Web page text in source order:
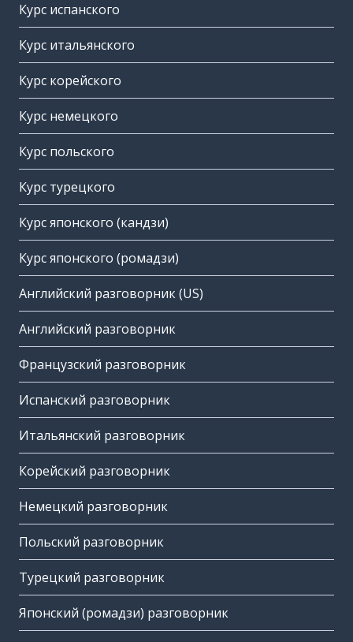
Курс испанского
Курс итальянского
Курс корейского
Курс немецкого
Курс польского
Курс турецкого
Курс японского (кандзи)
Курс японского (ромадзи)
Английский разговорник (US)
Английский разговорник
Французский разговорник
Испанский разговорник
Итальянский разговорник
Корейский разговорник
Немецкий разговорник
Польский разговорник
Турецкий разговорник
Японский (ромадзи) разговорник